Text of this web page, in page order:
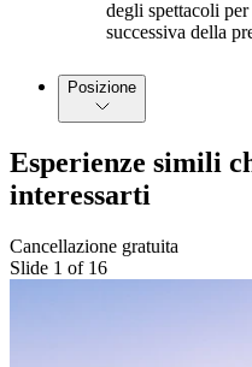
degli spettacoli
successiva della
Posizione
Esperienze simili
interessarti
Cancellazione gratuita
Slide 1 of 16